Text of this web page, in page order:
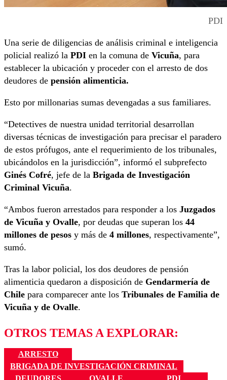
PDI
Una serie de diligencias de análisis criminal e inteligencia
policial realizó la PDI en la comuna de Vicuña, para
establecer la ubicación y proceder con el arresto de dos
deudores de pensión alimenticia.
Esto por millonarias sumas devengadas a sus familiares.
“Detectives de nuestra unidad territorial desarrollan
diversas técnicas de investigación para precisar el paradero
de estos prófugos, ante el requerimiento de los tribunales,
ubicándolos en la jurisdicción”, informó el subprefecto
Ginés Cofré, jefe de la Brigada de Investigación
Criminal Vicuña.
“Ambos fueron arrestados para responder a los Juzgados
de Vicuña y Ovalle, por deudas que superan los 44
millones de pesos y más de 4 millones, respectivamente”,
sumó.
Tras la labor policial, los dos deudores de pensión
alimenticia quedaron a disposición de Gendarmería de
Chile para comparecer ante los Tribunales de Familia de
Vicuña y de Ovalle.
OTROS TEMAS A EXPLORAR:
ARRESTO
BRIGADA DE INVESTIGACIÓN CRIMINAL